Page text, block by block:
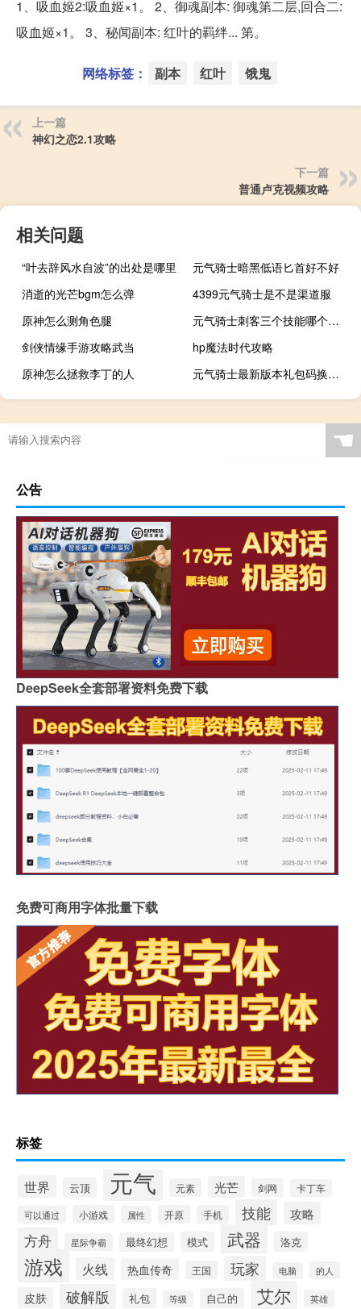
1、吸血姬2:吸血姬×1。 2、御魂副本: 御魂第二层,回合二:
吸血姬×1。 3、秘闻副本: 红叶的羁绊... 第。
网络标签： 副本 红叶 饿鬼
上一篇
神幻之恋2.1攻略
下一篇
普通卢克视频攻略
相关问题
“叶去辞风水自波”的出处是哪里
元气骑士暗黑低语匕首好不好
消逝的光芒bgm怎么弹
4399元气骑士是不是渠道服
原神怎么测角色腿
元气骑士刺客三个技能哪个最好
剑侠情缘手游攻略武当
hp魔法时代攻略
原神怎么拯救李丁的人
元气骑士最新版本礼包码换英雄
☚
公告
DeepSeek全套部署资料免费下载
免费可商用字体批量下载
标签
世界 云顶 元气 元素 光芒 剑网 卡丁车
可以通过 小游戏 属性 开原 手机 技能 攻略
方舟 星际争霸 最终幻想 模式 武器 洛克
游戏 火线 热血传奇 王国 玩家 电脑 的人
皮肤 破解版 礼包 等级 自己的 艾尔 英雄